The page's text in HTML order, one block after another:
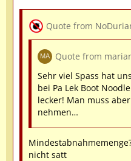
Quote from
Quote from
Sehr viel Spass hat
bei Pa Lek Boot
lecker! Man muss
nehmen…
nicht satt